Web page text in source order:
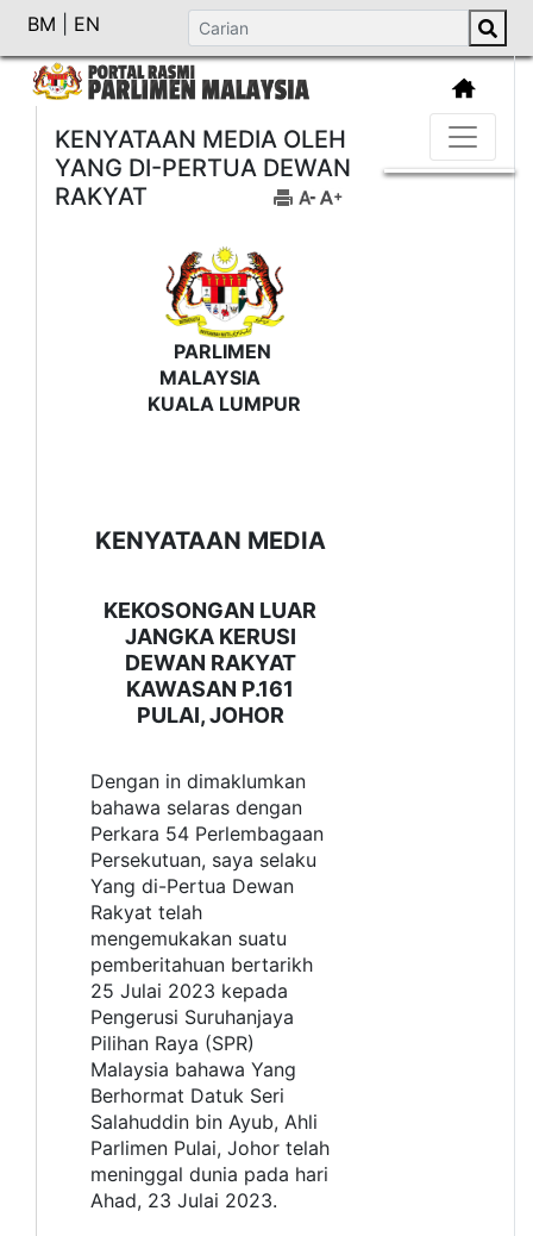
BM EN
KENYATAAN MEDIA OLEH
YANG DI-PERTUA DEWAN
RAKYAT
PARLIMEN
MALAYSIA
KUALA LUMPUR
KENYATAAN MEDIA
KEKOSONGAN LUAR
JANGKA KERUSI
DEWAN RAKYAT
KAWASAN P.161
PULAI, JOHOR
Dengan in dimaklumkan
bahawa selaras dengan
Perkara 54 Perlembagaan
Persekutuan, saya selaku
Yang di-Pertua Dewan
Rakyat telah
mengemukakan suatu
pemberitahuan bertarikh
25 Julai 2023 kepada
Pengerusi Suruhanjaya
Pilihan Raya (SPR)
Malaysia bahawa Yang
Berhormat Datuk Seri
Salahuddin bin Ayub, Ahli
Parlimen Pulai, Johor telah
meninggal dunia pada hari
Ahad, 23 Julai 2023.